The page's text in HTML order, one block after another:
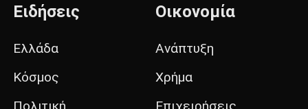
Ειδήσεις
Ελλάδα
Κόσμος
Οικονομία
Ανάπτυξη
Χρήμα